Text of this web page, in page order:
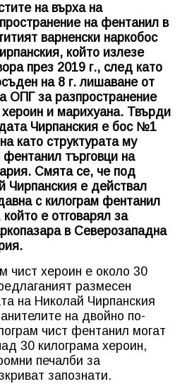
на върха на
на фентанил в
варненски наркобос
който излезе
през 2019 г., след като
на 8 г. лишаване от
ОПГ за разпространение
хероин и марихуана. Твърди
Чирпанския е бос №1
като структурата му
търговци на
Смята се, че под
Чирпанския е действал
с килограм фентанил
е отговарял за
в Северозападна
чист хероин е около 30
размесен
на Николай Чирпанския
на двойно по-
чист фентанил могат
30 килограма хероин,
печалби за
запознати.